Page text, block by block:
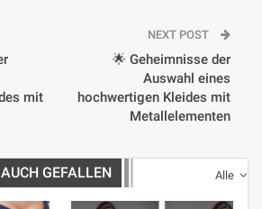
mit
NEXT POST
🌟 Geheimnisse der
Auswahl eines
hochwertigen Kleides mit
Metallelementen
Alle
GEFALLEN